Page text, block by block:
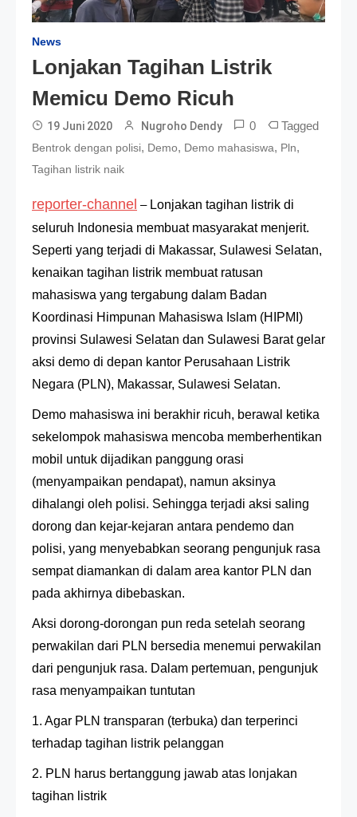
News
Lonjakan Tagihan Listrik
Memicu Demo Ricuh
19 Juni 2020 Nugroho Dendy 0 Tagged
Bentrok dengan polisi, Demo, Demo mahasiswa, Pln,
Tagihan listrik naik
reporter-channel – Lonjakan tagihan listrik di
seluruh Indonesia membuat masyarakat menjerit.
Seperti yang terjadi di Makassar, Sulawesi Selatan,
kenaikan tagihan listrik membuat ratusan
mahasiswa yang tergabung dalam Badan
Koordinasi Himpunan Mahasiswa Islam (HIPMI)
provinsi Sulawesi Selatan dan Sulawesi Barat gelar
aksi demo di depan kantor Perusahaan Listrik
Negara (PLN), Makassar, Sulawesi Selatan.
Demo mahasiswa ini berakhir ricuh, berawal ketika
sekelompok mahasiswa mencoba memberhentikan
mobil untuk dijadikan panggung orasi
(menyampaikan pendapat), namun aksinya
dihalangi oleh polisi. Sehingga terjadi aksi saling
dorong dan kejar-kejaran antara pendemo dan
polisi, yang menyebabkan seorang pengunjuk rasa
sempat diamankan di dalam area kantor PLN dan
pada akhirnya dibebaskan.
Aksi dorong-dorongan pun reda setelah seorang
perwakilan dari PLN bersedia menemui perwakilan
dari pengunjuk rasa. Dalam pertemuan, pengunjuk
rasa menyampaikan tuntutan
1. Agar PLN transparan (terbuka) dan terperinci
terhadap tagihan listrik pelanggan
2. PLN harus bertanggung jawab atas lonjakan
tagihan listrik